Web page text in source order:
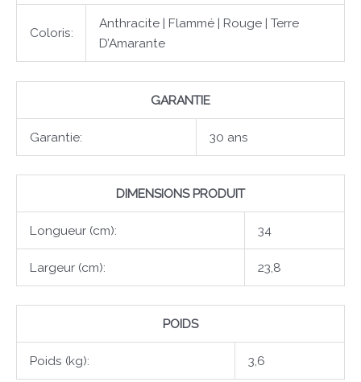
Coloris:
Anthracite | Flammé | Rouge | Terre
D’Amarante
GARANTIE
Garantie: 30 ans
DIMENSIONS PRODUIT
Longueur (cm): 34
Largeur (cm): 23,8
POIDS
Poids (kg): 3,6